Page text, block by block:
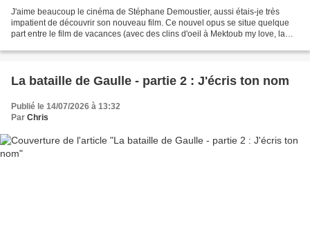
J'aime beaucoup le cinéma de Stéphane Demoustier, aussi étais-je très
impatient de découvrir son nouveau film. Ce nouvel opus se situe quelque
part entre le film de vacances (avec des clins d'oeil à Mektoub my love, la
La bataille de Gaulle - partie 2 : J'écris ton nom
Publié le 14/07/2026 à 13:32
Par Chris